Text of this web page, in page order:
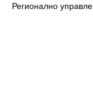
Регионално